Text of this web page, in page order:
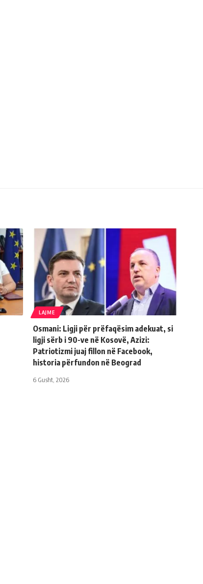
LAJME
Osmani: Ligji për prëfaqësim adekuat, si
ligji sërb i 90-ve në Kosovë, Azizi:
Patriotizmi juaj fillon në Facebook,
historia përfundon në Beograd
6 Gusht, 2026